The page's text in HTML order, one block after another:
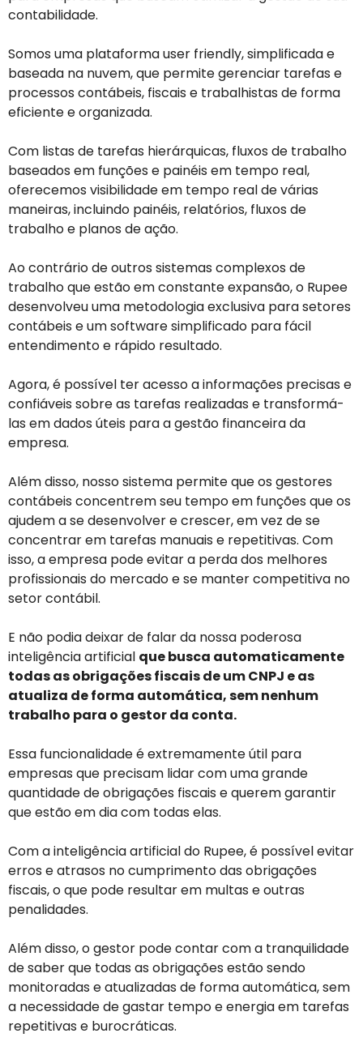
contabilidade.
Somos uma plataforma user friendly, simplificada e
baseada na nuvem, que permite gerenciar tarefas e
processos contábeis, fiscais e trabalhistas de forma
eficiente e organizada.
Com listas de tarefas hierárquicas, fluxos de trabalho
baseados em funções e painéis em tempo real,
oferecemos visibilidade em tempo real de várias
maneiras, incluindo painéis, relatórios, fluxos de
trabalho e planos de ação.
Ao contrário de outros sistemas complexos de
trabalho que estão em constante expansão, o Rupee
desenvolveu uma metodologia exclusiva para setores
contábeis e um software simplificado para fácil
entendimento e rápido resultado.
Agora, é possível ter acesso a informações precisas e
confiáveis sobre as tarefas realizadas e transformá-
las em dados úteis para a gestão financeira da
empresa.
Além disso, nosso sistema permite que os gestores
contábeis concentrem seu tempo em funções que os
ajudem a se desenvolver e crescer, em vez de se
concentrar em tarefas manuais e repetitivas. Com
isso, a empresa pode evitar a perda dos melhores
profissionais do mercado e se manter competitiva no
setor contábil.
E não podia deixar de falar da nossa poderosa
inteligência artificial que busca automaticamente
todas as obrigações fiscais de um CNPJ e as
atualiza de forma automática, sem nenhum
trabalho para o gestor da conta.
Essa funcionalidade é extremamente útil para
empresas que precisam lidar com uma grande
quantidade de obrigações fiscais e querem garantir
que estão em dia com todas elas.
Com a inteligência artificial do Rupee, é possível evitar
erros e atrasos no cumprimento das obrigações
fiscais, o que pode resultar em multas e outras
penalidades.
Além disso, o gestor pode contar com a tranquilidade
de saber que todas as obrigações estão sendo
monitoradas e atualizadas de forma automática, sem
a necessidade de gastar tempo e energia em tarefas
repetitivas e burocráticas.